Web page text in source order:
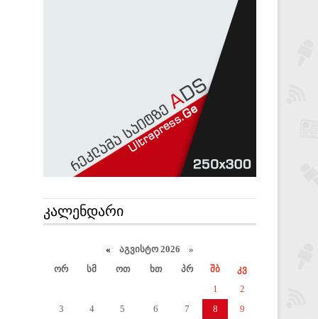
ᲙᲐᲚᲔᲜᲓᲐᲠᲘ
« აგვისტო 2026 »
ორ
სმ ოთ ხთ პრ შბ
კვ
1
2
3
4 5 6 7 8
9